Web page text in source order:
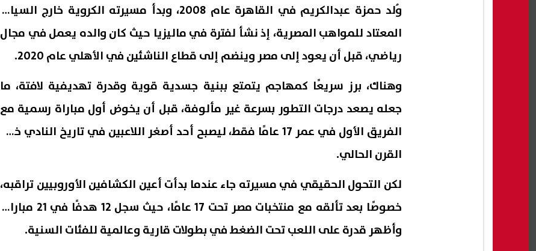
وُلد حمزة عبدالكريم في القاهرة عام 2008، وبدأ مسيرته الكروية خارج السياق
المعتاد للمواهب المصرية، إذ نشأ لفترة في ماليزيا حيث كان والده يعمل في مجال
رياضي، قبل أن يعود إلى مصر وينضم إلى قطاع الناشئين في الأهلي عام 2020.
وهناك، برز سريعًا كمهاجم يتمتع ببنية جسدية قوية وقدرة تهديفية لافتة، ما
جعله يصعد درجات التطور بسرعة غير مألوفة، قبل أن يخوض أول مباراة رسمية مع
الفريق الأول في عمر 17 عامًا فقط، ليصبح أحد أصغر اللاعبين في تاريخ النادي خلال
القرن الحالي.
لكن التحول الحقيقي في مسيرته جاء عندما بدأت أعين الكشافين الأوروبيين تراقبه،
خصوصًا بعد تألقه مع منتخبات مصر تحت 17 عامًا، حيث سجل 12 هدفًا في 21 مباراة،
وأظهر قدرة على اللعب تحت الضغط في بطولات قارية وعالمية للفئات السنية.